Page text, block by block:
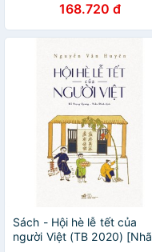
168.720 đ
Sách - Hội hè lễ tết của
người Việt (TB 2020) [Nhã